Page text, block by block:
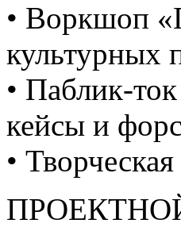
• Воркшоп
культурных
• Паблик-
кейсы и
•